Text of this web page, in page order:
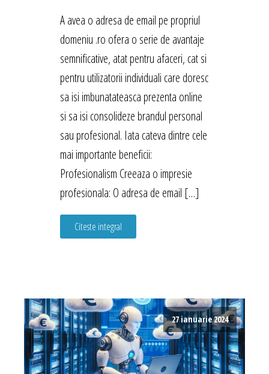
A avea o adresa de email pe propriul
domeniu .ro ofera o serie de avantaje
semnificative, atat pentru afaceri, cat si
pentru utilizatorii individuali care doresc
sa isi imbunatateasca prezenta online
si sa isi consolideze brandul personal
sau profesional. Iata cateva dintre cele
mai importante beneficii:
Profesionalism Creeaza o impresie
profesionala: O adresa de email […]
Citeste integral
27 ianuarie 2024